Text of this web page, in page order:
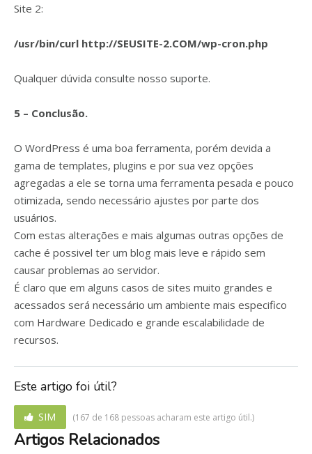
Site 2:
/usr/bin/curl http://SEUSITE-2.COM/wp-cron.php
Qualquer dúvida consulte nosso suporte.
5 – Conclusão.
O WordPress é uma boa ferramenta, porém devida a
gama de templates, plugins e por sua vez opções
agregadas a ele se torna uma ferramenta pesada e pouco
otimizada, sendo necessário ajustes por parte dos
usuários.
Com estas alterações e mais algumas outras opções de
cache é possivel ter um blog mais leve e rápido sem
causar problemas ao servidor.
É claro que em alguns casos de sites muito grandes e
acessados será necessário um ambiente mais especifico
com Hardware Dedicado e grande escalabilidade de
recursos.
Este artigo foi útil?
SIM (167 de 168 pessoas acharam este artigo útil.)
Artigos Relacionados